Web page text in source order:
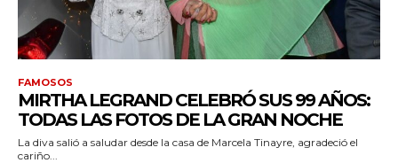
FAMOSOS
MIRTHA LEGRAND CELEBRÓ SUS 99 AÑOS:
TODAS LAS FOTOS DE LA GRAN NOCHE
La diva salió a saludar desde la casa de Marcela Tinayre, agradeció el
cariño...